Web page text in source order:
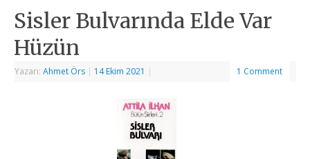
Sisler Bulvarında Elde Var
Hüzün
Yazarı:Ahmet Örs | 14 Ekim 2021 | 1 Comment